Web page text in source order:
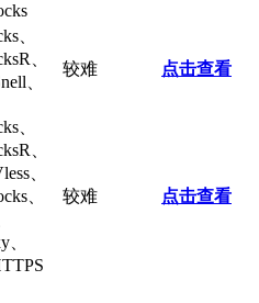
、
、
、
较难 点击查看
、
、
、
、
、
较难 点击查看